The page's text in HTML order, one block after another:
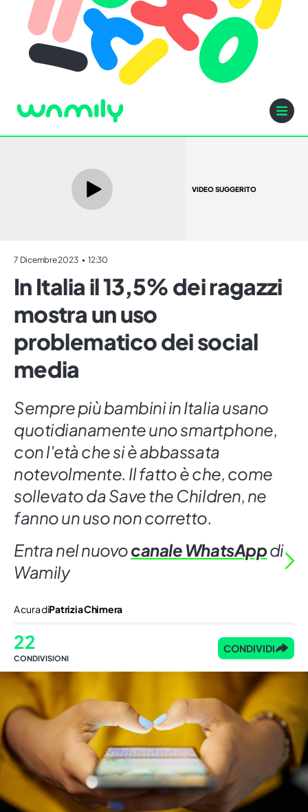
VIDEO SUGGERITO
7 Dicembre 2023 12:30
In Italia il 13,5% dei ragazzi
mostra un uso
problematico dei social
media
Sempre più bambini in Italia usano
quotidianamente uno smartphone,
con l'età che si è abbassata
notevolmente. Il fatto è che, come
sollevato da Save the Children, ne
fanno un uso non corretto.
Entra nel nuovocanale WhatsAppdi
Wamily
A cura diPatrizia Chimera
22
CONDIVISIONI
CONDIVIDI